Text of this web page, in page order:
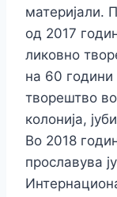
материјали.
од 2017
ликовно
на 60 години
творештво
колонија,
Во 2018
прославува